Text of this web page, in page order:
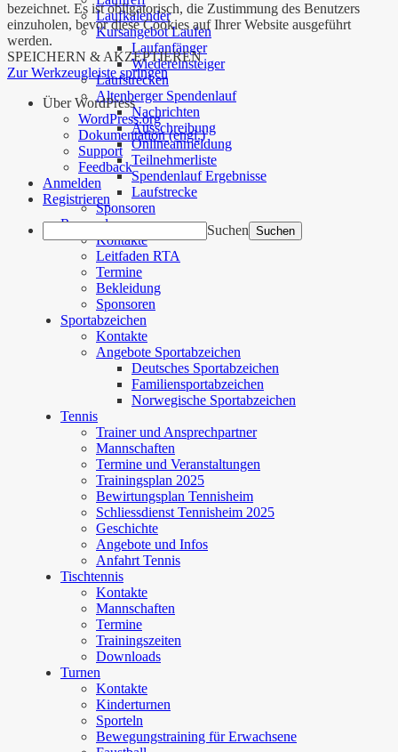
Laufkalender
Kursangebot Laufen
Laufanfänger
Wiedereinsteiger
Laufstrecken
Altenberger Spendenlauf
Nachrichten
Ausschreibung
Onlineanmeldung
Teilnehmerliste
Spendenlauf Ergebnisse
Laufstrecke
Sponsoren
Rennrad
Kontakte
Leitfaden RTA
Termine
Bekleidung
Sponsoren
Sportabzeichen
Kontakte
Angebote Sportabzeichen
Deutsches Sportabzeichen
Familiensportabzeichen
Norwegische Sportabzeichen
Tennis
Trainer und Ansprechpartner
Mannschaften
Termine und Veranstaltungen
Trainingsplan 2025
Bewirtungsplan Tennisheim
Schliessdienst Tennisheim 2025
Geschichte
Angebote und Infos
Anfahrt Tennis
Tischtennis
Kontakte
Mannschaften
Termine
Trainingszeiten
Downloads
Turnen
Kontakte
Kinderturnen
Sporteln
Bewegungstraining für Erwachsene
bezeichnet. Es ist obligatorisch, die Zustimmung des Benutzers
einzuholen, bevor diese Cookies auf Ihrer Website ausgeführt
werden.
SPEICHERN & AKZEPTIEREN
Zur Werkzeugleiste springen
Über WordPress
WordPress.org
Dokumentation (engl.)
Support
Feedback
Anmelden
Registrieren
Suchen